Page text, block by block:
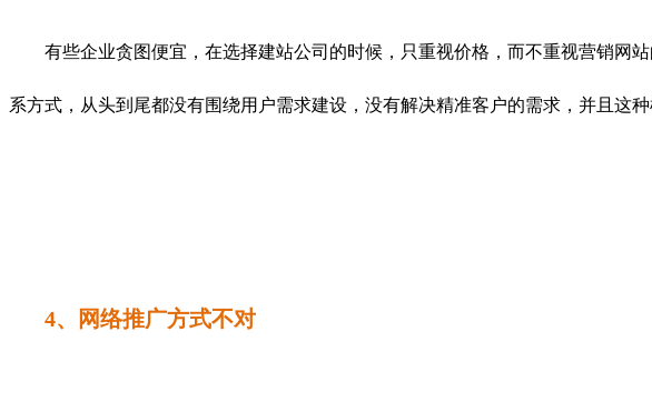
有些企业贪图便宜，在选择建站公司的时候，只重视价格，而不重视营销网
系方式，从头到尾都没有围绕用户需求建设，没有解决精准客户的需求，并且这
4、网络推广方式不对